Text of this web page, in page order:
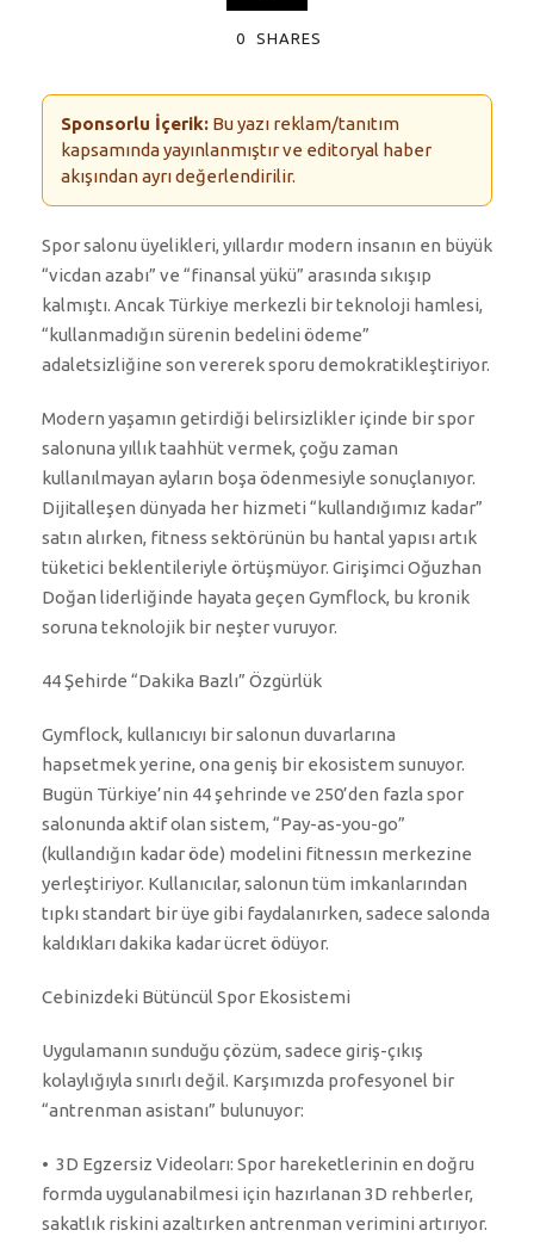
0 SHARES
Sponsorlu İçerik: Bu yazı reklam/tanıtım
kapsamında yayınlanmıştır ve editoryal haber
akışından ayrı değerlendirilir.
Spor salonu üyelikleri, yıllardır modern insanın en büyük
“vicdan azabı” ve “finansal yükü” arasında sıkışıp
kalmıştı. Ancak Türkiye merkezli bir teknoloji hamlesi,
“kullanmadığın sürenin bedelini ödeme”
adaletsizliğine son vererek sporu demokratikleştiriyor.
Modern yaşamın getirdiği belirsizlikler içinde bir spor
salonuna yıllık taahhüt vermek, çoğu zaman
kullanılmayan ayların boşa ödenmesiyle sonuçlanıyor.
Dijitalleşen dünyada her hizmeti “kullandığımız kadar”
satın alırken, fitness sektörünün bu hantal yapısı artık
tüketici beklentileriyle örtüşmüyor. Girişimci Oğuzhan
Doğan liderliğinde hayata geçen Gymflock, bu kronik
soruna teknolojik bir neşter vuruyor.
44 Şehirde “Dakika Bazlı” Özgürlük
Gymflock, kullanıcıyı bir salonun duvarlarına
hapsetmek yerine, ona geniş bir ekosistem sunuyor.
Bugün Türkiye’nin 44 şehrinde ve 250’den fazla spor
salonunda aktif olan sistem, “Pay-as-you-go”
(kullandığın kadar öde) modelini fitnessın merkezine
yerleştiriyor. Kullanıcılar, salonun tüm imkanlarından
tıpkı standart bir üye gibi faydalanırken, sadece salonda
kaldıkları dakika kadar ücret ödüyor.
Cebinizdeki Bütüncül Spor Ekosistemi
Uygulamanın sunduğu çözüm, sadece giriş-çıkış
kolaylığıyla sınırlı değil. Karşımızda profesyonel bir
“antrenman asistanı” bulunuyor:
•⁠ ⁠3D Egzersiz Videoları: Spor hareketlerinin en doğru
formda uygulanabilmesi için hazırlanan 3D rehberler,
sakatlık riskini azaltırken antrenman verimini artırıyor.